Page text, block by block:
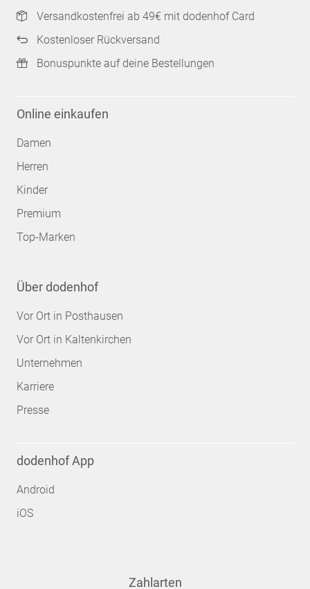
Versandkostenfrei ab 49€ mit dodenhof Card
Kostenloser Rückversand
Bonuspunkte auf deine Bestellungen
Online einkaufen
Damen
Herren
Kinder
Premium
Top-Marken
Über dodenhof
Vor Ort in Posthausen
Vor Ort in Kaltenkirchen
Unternehmen
Karriere
Presse
dodenhof App
Android
iOS
Zahlarten